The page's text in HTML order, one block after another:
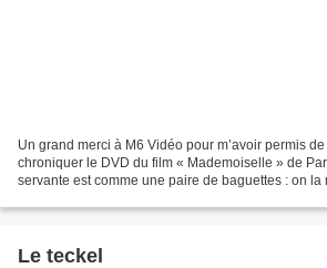
Un grand merci à M6 Vidéo pour m’avoir permis
chroniquer le DVD du film « Mademoiselle » de
servante est comme une paire de baguettes : on la
Le teckel